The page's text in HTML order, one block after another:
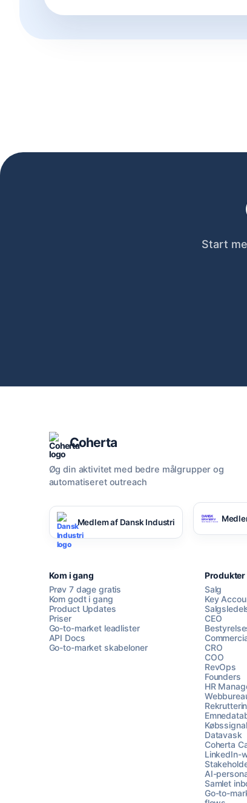
Start
Coherta
Øg din aktivitet med bedre målgrupper og
automatiseret outreach
Medlem af Dansk Industri
Kom i gang
Prøv 7 dage gratis
Kom godt i gang
Product Updates
Priser
Go-to-market leadlister
API Docs
Go-to-market skabeloner
Produkter
Salg
Key
CEO
CRO
COO
RevOps
Founders
HR
Datavask
Coherta
LinkedIn-
AI-
Samlet
Go-to-